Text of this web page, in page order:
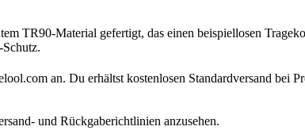
TR90-Material gefertigt, das einen beispiellosen
an. Du erhältst kostenlosen Standardversand bei
und Rückgaberichtlinien anzusehen.